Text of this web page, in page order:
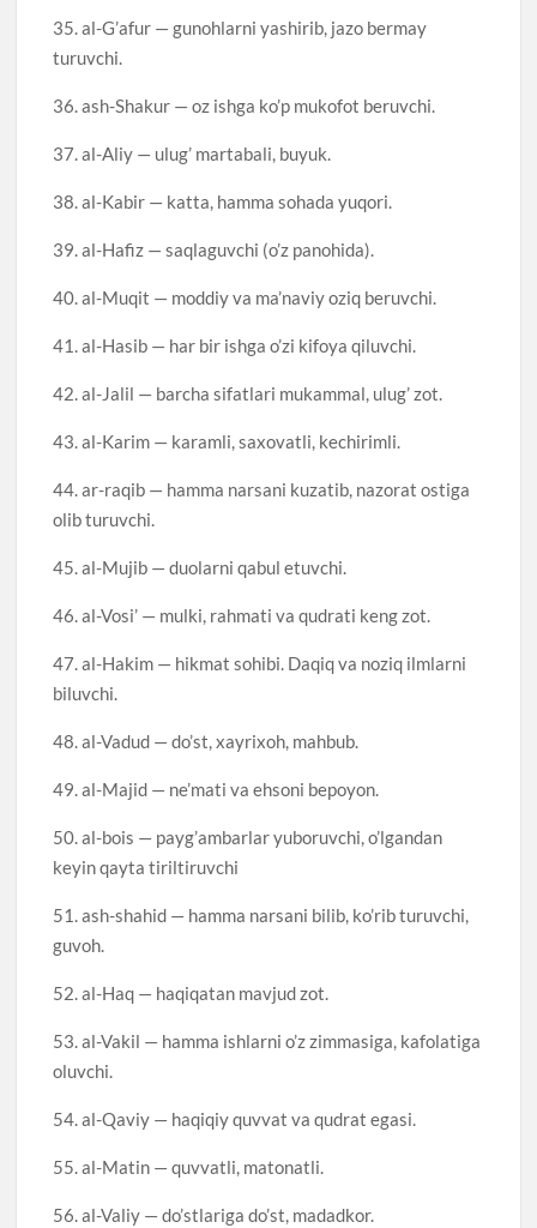
35. al-G’afur — gunohlarni yashirib, jazo bermay
turuvchi.
36. ash-Shakur — oz ishga ko’p mukofot beruvchi.
37. al-Aliy — ulug’ martabali, buyuk.
38. al-Kabir — katta, hamma sohada yuqori.
39. al-Hafiz — saqlaguvchi (o’z panohida).
40. al-Muqit — moddiy va ma’naviy oziq beruvchi.
41. al-Hasib — har bir ishga o’zi kifoya qiluvchi.
42. al-Jalil — barcha sifatlari mukammal, ulug’ zot.
43. al-Karim — karamli, saxovatli, kechirimli.
44. ar-raqib — hamma narsani kuzatib, nazorat ostiga
olib turuvchi.
45. al-Mujib — duolarni qabul etuvchi.
46. al-Vosi’ — mulki, rahmati va qudrati keng zot.
47. al-Hakim — hikmat sohibi. Daqiq va noziq ilmlarni
biluvchi.
48. al-Vadud — do’st, xayrixoh, mahbub.
49. al-Majid — ne’mati va ehsoni bepoyon.
50. al-bois — payg’ambarlar yuboruvchi, o’lgandan
keyin qayta tiriltiruvchi
51. ash-shahid — hamma narsani bilib, ko’rib turuvchi,
guvoh.
52. al-Haq — haqiqatan mavjud zot.
53. al-Vakil — hamma ishlarni o’z zimmasiga, kafolatiga
oluvchi.
54. al-Qaviy — haqiqiy quvvat va qudrat egasi.
55. al-Matin — quvvatli, matonatli.
56. al-Valiy — do’stlariga do’st, madadkor.